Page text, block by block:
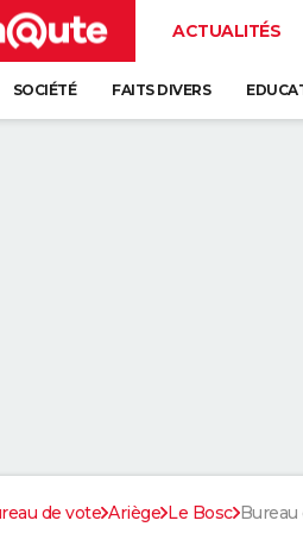
ACTUALITÉS
SOCIÉTÉ FAITS DIVERS
de vote Ariège Le Bosc Bureau